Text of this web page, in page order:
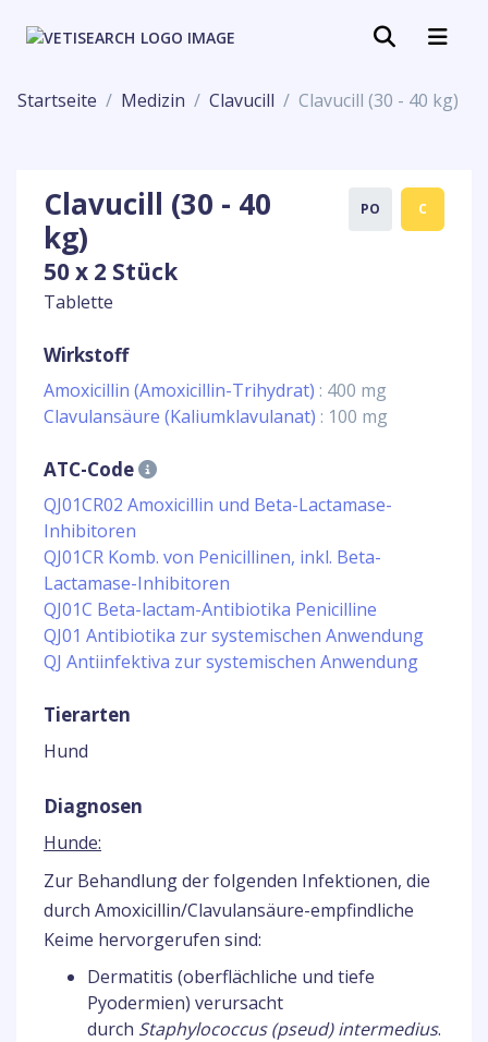
Startseite Medizin Clavucill Clavucill (30 - 40 kg)
Clavucill (30 - 40
kg)
50 x 2 Stück
Tablette
PO C
Wirkstoff
Amoxicillin (Amoxicillin-Trihydrat) : 400 mg
Clavulansäure (Kaliumklavulanat) : 100 mg
ATC-Code
QJ01CR02 Amoxicillin und Beta-Lactamase-
Inhibitoren
QJ01CR Komb. von Penicillinen, inkl. Beta-
Lactamase-Inhibitoren
QJ01C Beta-lactam-Antibiotika Penicilline
QJ01 Antibiotika zur systemischen Anwendung
QJ Antiinfektiva zur systemischen Anwendung
Tierarten
Hund
Diagnosen
Hunde:
Zur Behandlung der folgenden Infektionen, die
durch Amoxicillin/Clavulansäure-empfindliche
Keime hervorgerufen sind:
Dermatitis (oberflächliche und tiefe
Pyodermien) verursacht
durch Staphylococcus (pseud) intermedius.